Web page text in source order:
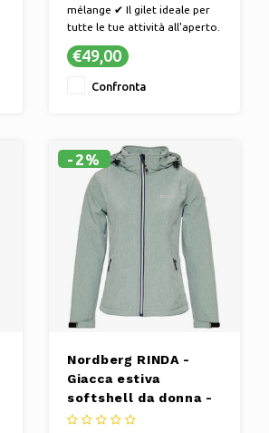
mélange ✔ Il gilet ideale per
tutte le tue attività all'aperto.
✔ Materiale confortevole e
traspirante ✔ Il tessuto
€49,00
Confronta
-2%
Nordberg RINDA -
Giacca estiva
softshell da donna -
Verde chiaro melange